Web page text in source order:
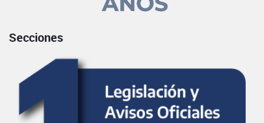
Secciones